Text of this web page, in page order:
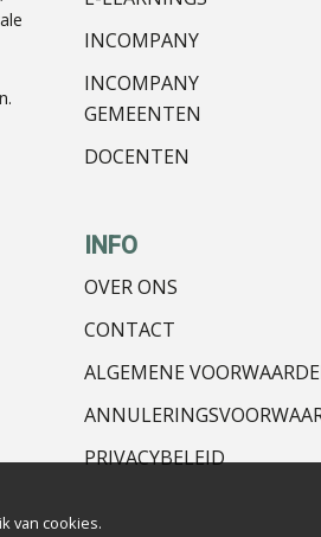
INCOMPANY
INCOMPANY
GEMEENTEN
DOCENTEN
INFO
OVER ONS
CONTACT
ALGEMENE
PRIVACYBELEID
van cookies.